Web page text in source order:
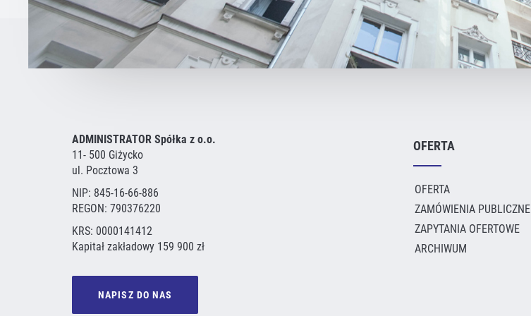
ADMINISTRATOR Spółka z o.o.
11- 500 Giżycko
ul. Pocztowa 3
NIP: 845-16-66-886
REGON: 790376220
KRS: 0000141412
Kapitał zakładowy 159 900 zł
NAPISZ DO NAS
OFERTA
OFERTA
ZAMÓWIENIA PUBLICZNE
ZAPYTANIA OFERTOWE
ARCHIWUM